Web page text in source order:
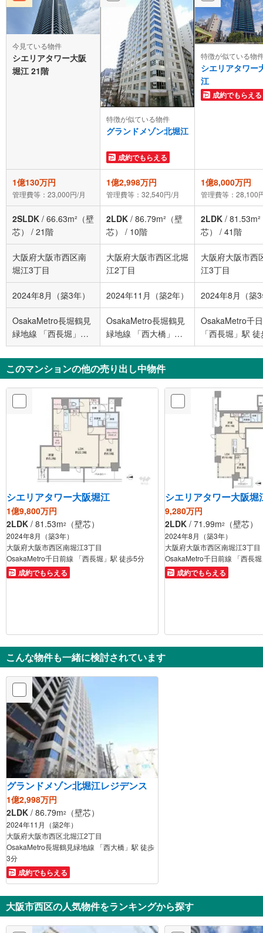
今見ている物件
シエリアタワー大阪
堀江 21階
特徴が似ている物件
グランドメゾン北堀江
成約でもらえる
特徴が似ている物
シエリアタワー
江
成約でもらえる
1億130万円
管理費等：23,000円/月
1億2,998万円
管理費等：32,540円/月
1億8,000万円
管理費等：28,100
2SLDK / 66.63m²（壁
芯）
/ 21階
2LDK / 86.79m²（壁
芯）
/ 10階
2LDK /
芯）
/ 41階
大阪府大阪市西区南
堀江3丁目
大阪府大阪市西区北堀
江2丁目
大阪府大阪市西
江3丁目
2024年8月（築3年） 2024年11月（築2年） 2024年8月（築
OsakaMetro長堀鶴見
緑地線 「西長堀」駅
徒歩4分
OsakaMetro長堀鶴見
緑地線 「西大橋」駅
徒歩4分
OsakaMetro千
「西長堀」駅
このマンションの他の売り出し中物件
シエリアタワー大阪堀江
1億9,800万円
2LDK / 81.53m2 （壁芯）
2024年8月（築3年）
大阪府大阪市西区南堀江3丁目
OsakaMetro千日前線 「西長堀」駅 徒歩5分
成約でもらえる
シエリアタワー大阪堀
9,280万円
2LDK / 71.99m2 （壁芯）
2024年8月（築3年）
大阪府大阪市西区南堀江3丁目
OsakaMetro千日前線 「西長
成約でもらえる
こんな物件も一緒に検討されています
グランドメゾン北堀江レジデンス
1億2,998万円
2LDK / 86.79m2 （壁芯）
2024年11月（築2年）
大阪府大阪市西区北堀江2丁目
OsakaMetro長堀鶴見緑地線 「西大橋」駅 徒歩
3分
成約でもらえる
大阪市西区の人気物件をランキングから探す